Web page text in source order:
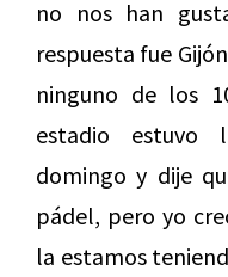
no nos han
respuesta fue
ninguno de los
estadio estuvo
domingo y dije
pádel, pero yo
la estamos